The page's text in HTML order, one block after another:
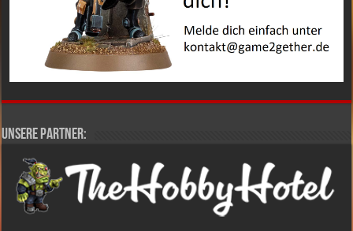
Unsere Partner: